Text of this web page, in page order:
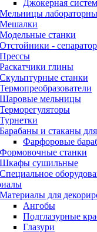
Джокерная
Мельницы
Мешалки
Модельные станки
Отстойники -
Прессы
Раскатчики глины
Скульптурные станки
Термопреобразователи
Шаровые мельницы
Терморегуляторы
Турнетки
Барабаны и стаканы
Фарфоровые
Формовочные станки
Шкафы сушильные
Специальное
Материалы для
Ангобы
Подглазурные
Глазури